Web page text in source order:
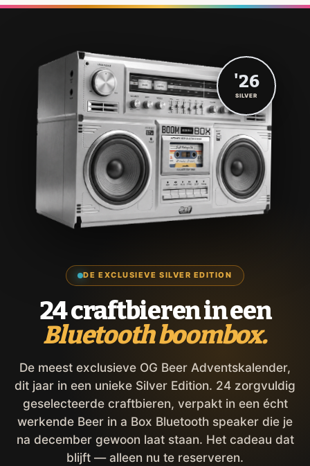
DE EXCLUSIEVE SILVER EDITION
24 craftbieren in een
Bluetooth boombox.
De meest exclusieve OG Beer Adventskalender,
dit jaar in een unieke Silver Edition. 24 zorgvuldig
geselecteerde craftbieren, verpakt in een écht
werkende Beer in a Box Bluetooth speaker die je
na december gewoon laat staan. Het cadeau dat
blijft — alleen nu te reserveren.
'26
SILVER